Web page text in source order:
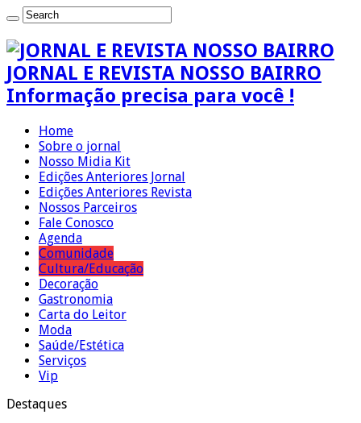
JORNAL E REVISTA NOSSO BAIRRO
Informação precisa para você !
Home
Sobre o jornal
Nosso Midia Kit
Edições Anteriores Jornal
Edições Anteriores Revista
Nossos Parceiros
Fale Conosco
Agenda
Comunidade
Cultura/Educação
Decoração
Gastronomia
Carta do Leitor
Moda
Saúde/Estética
Serviços
Vip
Destaques